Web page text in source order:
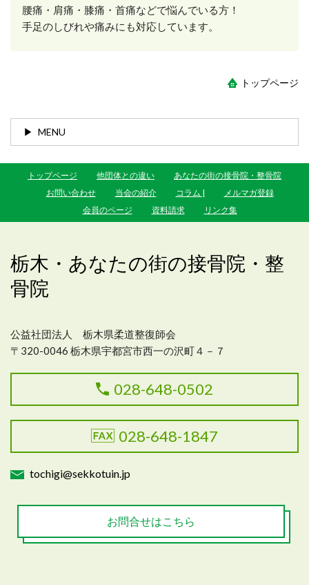
腰痛・肩痛・膝痛・首痛などで悩んでいる方！
手足のしびれや痛みにも対応しています。
トップページ
MENU
トップページ 他団体との違い
あなたの街の接骨院・整骨院
お問い合わせ
当会の紹介 コラム |
メルマガ登録
会員のページ
資料請求 リンク集
栃木・あなたの街の接骨院・整
骨院
公益社団法人 栃木県柔道整復師会
〒320-0046 栃木県宇都宮市西一の沢町４－７
028-648-0502
028-648-1847
tochigi@sekkotuin.jp
お問合せはこちら